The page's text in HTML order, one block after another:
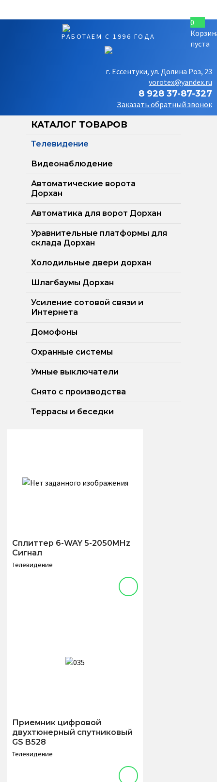
РАБОТАЕМ С 1996 ГОДА
г. Ессентуки, ул. Долина Роз, 23
vorotex@yandex.ru
8 928 37-87-327
Заказать обратный звонок
0
пуста
КАТАЛОГ ТОВАРОВ
Телевидение
Видеонаблюдение
Автоматические ворота
Дорхан
Автоматика для ворот Дорхан
Уравнительные платформы для
склада Дорхан
Холодильные двери дорхан
Шлагбаумы Дорхан
Усиление сотовой связи и
Интернета
Домофоны
Охранные системы
Умные выключатели
Снято с производства
Террасы и беседки
Сплиттер 6-WAY 5-2050MHz
Сигнал
Телевидение
Приемник цифровой
двухтюнерный спутниковый
GS B528
Телевидение